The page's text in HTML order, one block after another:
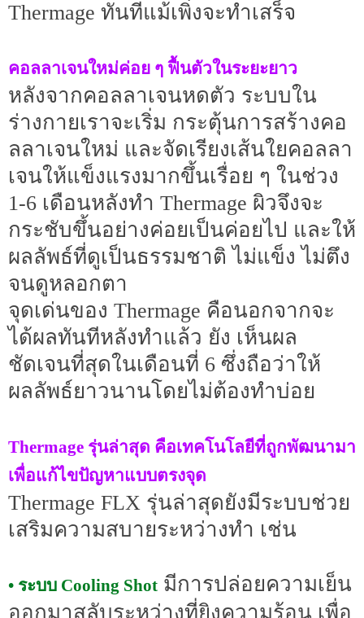
Thermage ทันทีแม้เพิ่งจะทำเสร็จ
คอลลาเจนใหม่ค่อย ๆ ฟื้นตัวในระยะยาว
หลังจากคอลลาเจนหดตัว ระบบใน
ร่างกายเราจะเริ่ม กระตุ้นการสร้างคอ
ลลาเจนใหม่ และจัดเรียงเส้นใยคอลลา
เจนให้แข็งแรงมากขึ้นเรื่อย ๆ ในช่วง
1-6 เดือนหลังทำ Thermage ผิวจึงจะ
กระชับขึ้นอย่างค่อยเป็นค่อยไป และให้
ผลลัพธ์ที่ดูเป็นธรรมชาติ ไม่แข็ง ไม่ตึง
จนดูหลอกตา
จุดเด่นของ Thermage คือนอกจากจะ
ได้ผลทันทีหลังทำแล้ว ยัง เห็นผล
ชัดเจนที่สุดในเดือนที่ 6 ซึ่งถือว่าให้
ผลลัพธ์ยาวนานโดยไม่ต้องทำบ่อย
Thermage รุ่นล่าสุด คือเทคโนโลยีที่ถูกพัฒนามา
เพื่อแก้ไขปัญหาแบบตรงจุด
Thermage FLX รุ่นล่าสุดยังมีระบบช่วย
เสริมความสบายระหว่างทำ เช่น
• ระบบ Cooling Shot มีการปล่อยความเย็น
ออกมาสลับระหว่างที่ยิงความร้อน เพื่อ